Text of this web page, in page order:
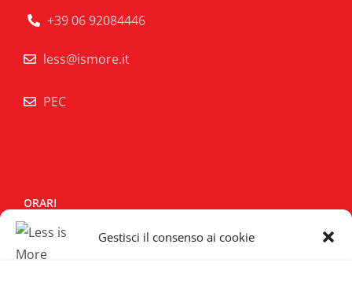
Gestisci il consenso ai cookie
+39 06 92084446
less@ismore.it
PEC
ORARI
10:00/14:00 - 15:30/19:30